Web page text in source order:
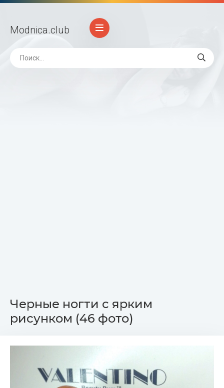
Modnica.club
Черные ногти с ярким
рисунком (46 фото)